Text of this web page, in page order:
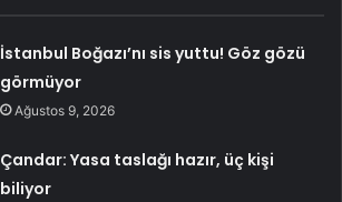
İstanbul Boğazı’nı sis yuttu! Göz gözü
görmüyor
Ağustos 9, 2026
Çandar: Yasa taslağı hazır, üç kişi
biliyor